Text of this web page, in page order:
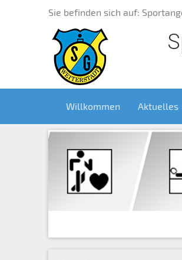
Sie befinden sich auf:
Willkommen Aktuelles